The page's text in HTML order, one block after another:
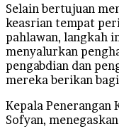
Selain bertujuan
keasrian tempat
pahlawan, langkah
menyalurkan
pengabdian dan
mereka berikan
Kepala
Sofyan,